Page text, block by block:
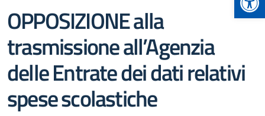
OPPOSIZIONE alla
trasmissione all’Agenzia
delle Entrate dei dati relativi
spese scolastiche